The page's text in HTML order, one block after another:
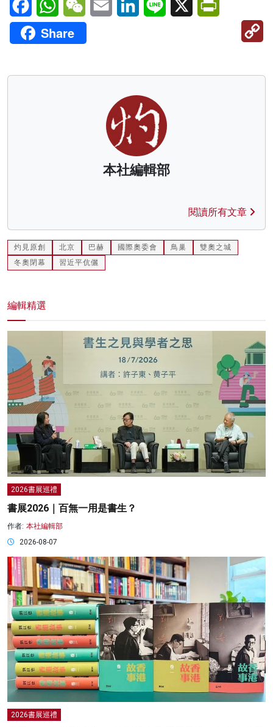
Share
本社編輯部
閱讀所有文章
灼見原創 北京 巴赫 國際奧委會 鳥巢
雙奧之城
冬奧閉幕
習近平伉儷
編輯精選
2026書展巡禮
書展2026｜百無一用是書生？
作者: 本社編輯部
2026-08-07
2026書展巡禮